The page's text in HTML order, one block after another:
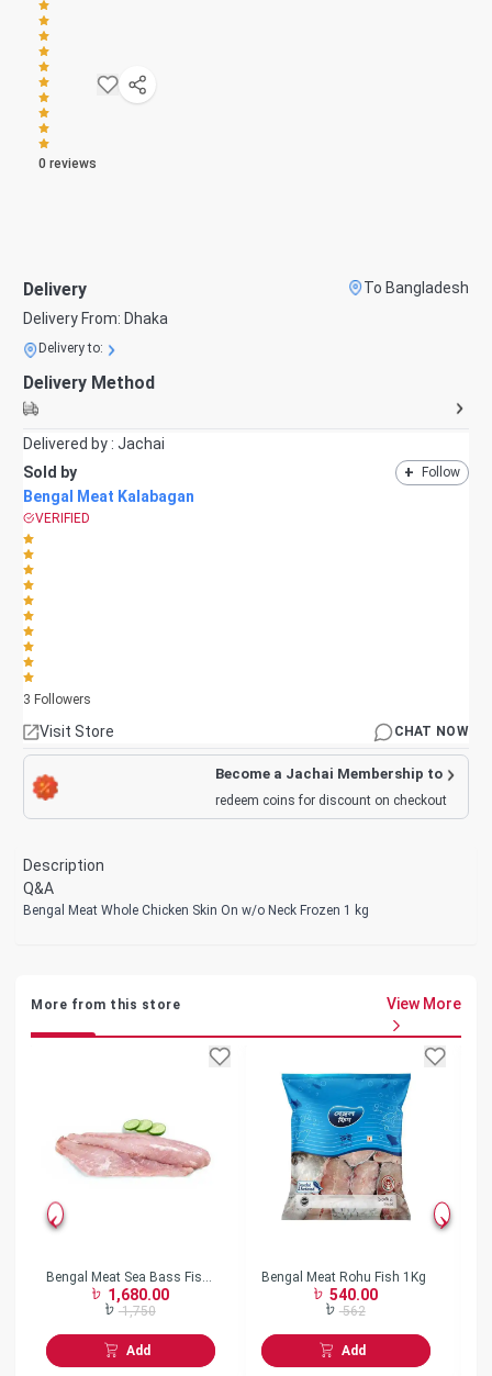
0 reviews
Delivery
To Bangladesh
Delivery From: Dhaka
Delivery to:
Delivery Method
Delivered by : Jachai
Sold by
+ Follow
Bengal Meat Kalabagan
VERIFIED
3 Followers
Visit Store CHAT NOW
Become a Jachai Membership to
redeem coins for discount on checkout
Description
Q&A
Bengal Meat Whole Chicken Skin On w/o Neck Frozen 1 kg
More from this store View More
Bengal Meat Sea Bass Fish
Fillet 1Kg 1,680.00
1,750
Add
Bengal Meat Rohu Fish 1Kg
540.00
562
Add